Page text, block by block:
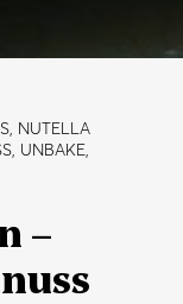
NUTELLA
UNBAKE, Z
–